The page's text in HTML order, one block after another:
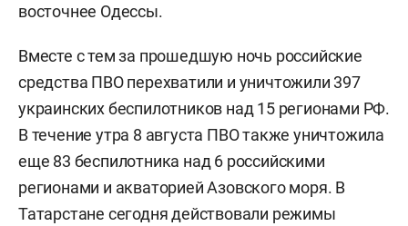
восточнее Одессы.
Вместе с тем за прошедшую ночь российские
средства ПВО перехватили и уничтожили 397
украинских беспилотников над 15 регионами РФ.
В течение утра 8 августа ПВО также уничтожила
еще 83 беспилотника над 6 российскими
регионами и акваторией Азовского моря. В
Татарстане сегоднядействовали режимы